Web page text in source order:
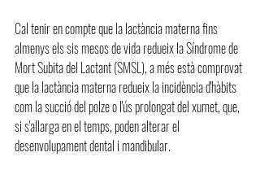
Cal tenir en compte que la lactància materna fins
almenys els sis mesos de vida redueix la Síndrome de
Mort Subita del Lactant (SMSL), a més està comprovat
que la lactància materna redueix la incidència d'hàbits
com la succió del polze o l'ús prolongat del xumet, que,
si s'allarga en el temps, poden alterar el
desenvolupament dental i mandibular.